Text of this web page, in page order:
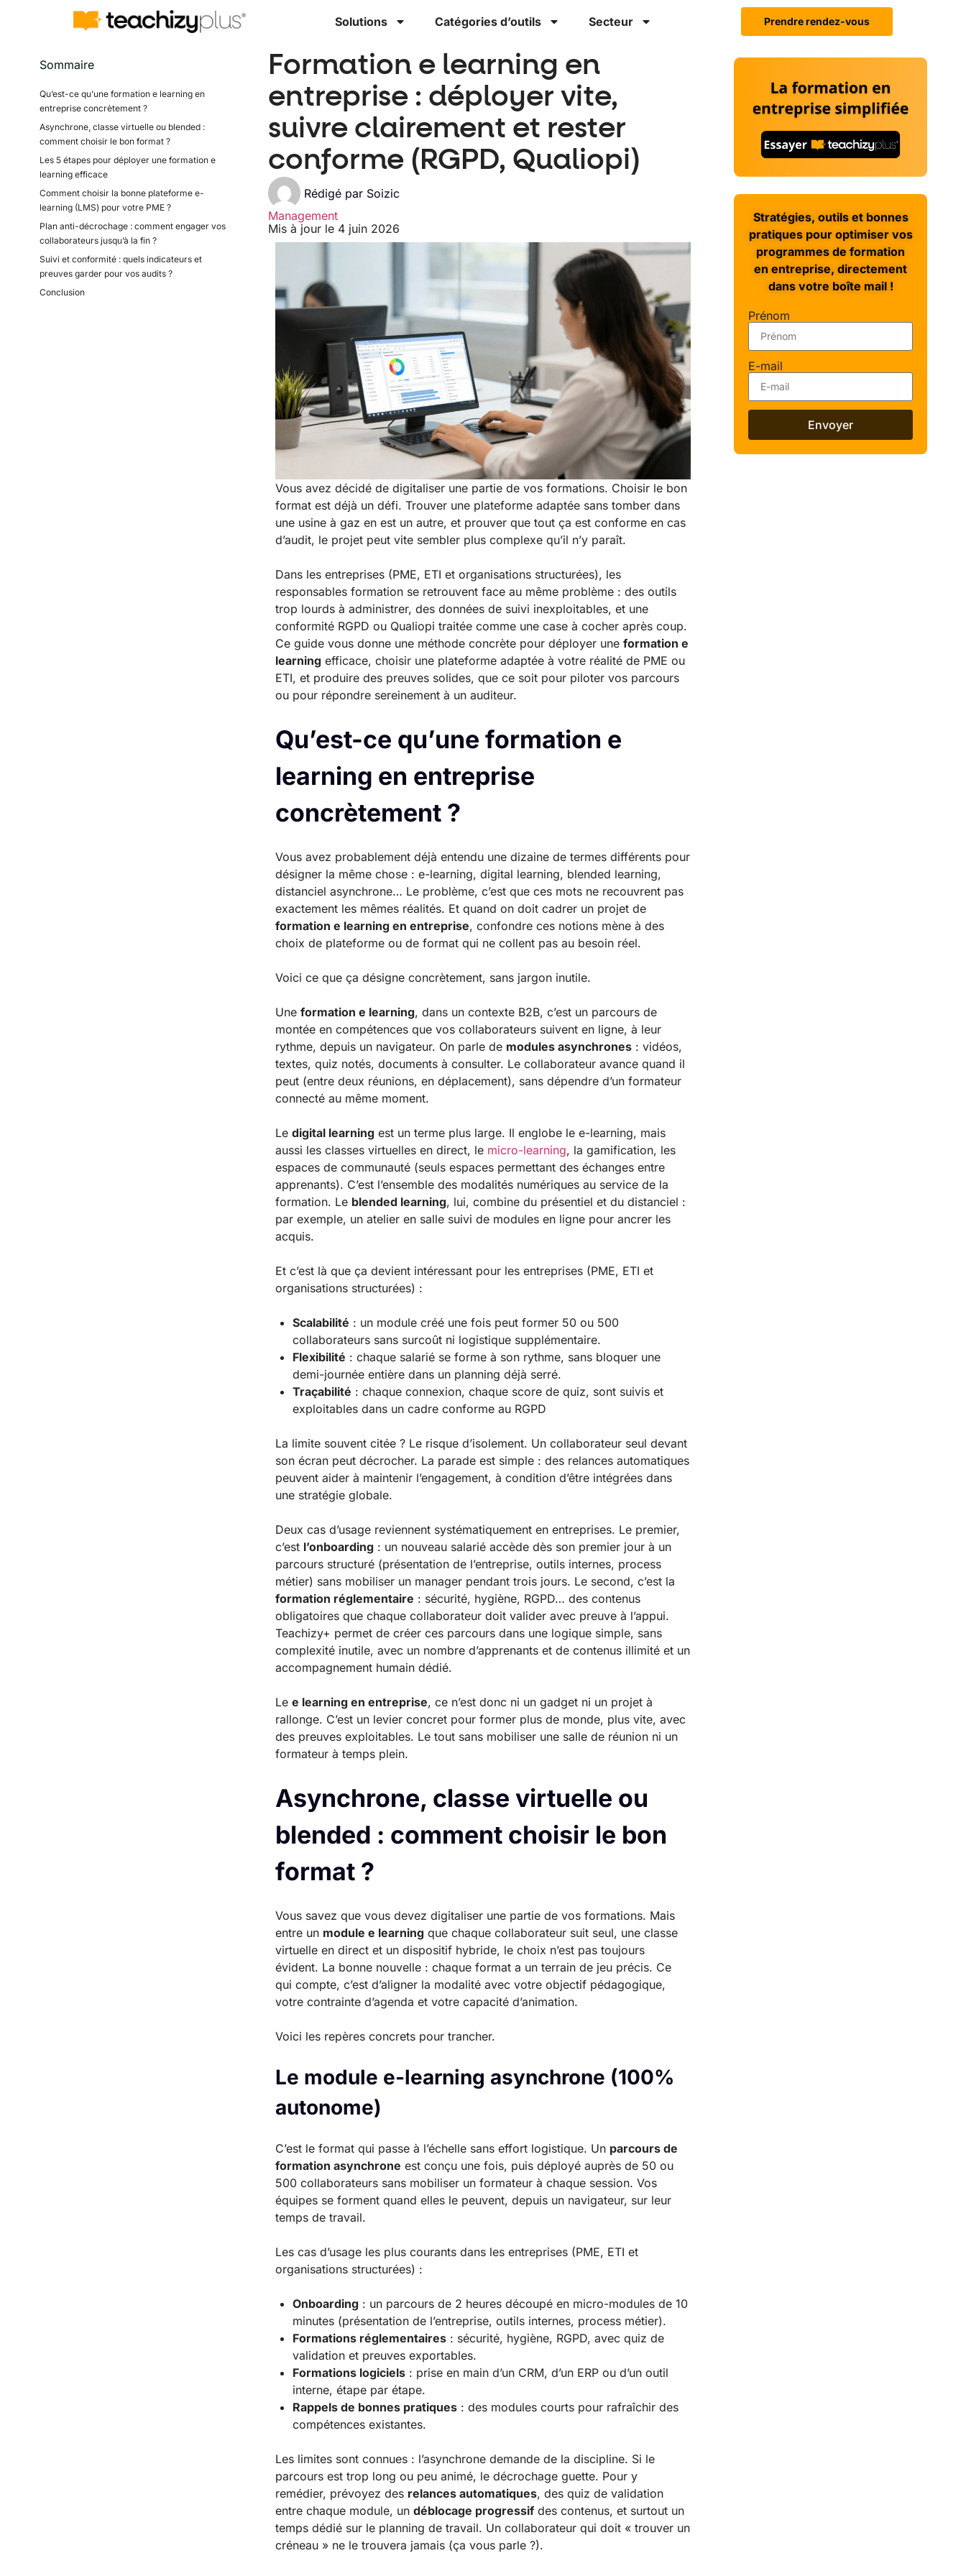
Solutions Catégories d’outils Secteur Prendre rendez-vous
Sommaire
Qu’est-ce qu’une formation e learning en
entreprise concrètement ?
Asynchrone, classe virtuelle ou blended :
comment choisir le bon format ?
Les 5 étapes pour déployer une formation e
learning efficace
Comment choisir la bonne plateforme e-
learning (LMS) pour votre PME ?
Plan anti-décrochage : comment engager vos
collaborateurs jusqu’à la fin ?
Suivi et conformité : quels indicateurs et
preuves garder pour vos audits ?
Conclusion
Formation e learning en
entreprise : déployer vite,
suivre clairement et rester
conforme (RGPD, Qualiopi)
Rédigé parSoizic
Management
Mis à jour le 4 juin 2026
Vous avez décidé de digitaliser une partie de vos formations. Choisir le bon
format est déjà un défi. Trouver une plateforme adaptée sans tomber dans
une usine à gaz en est un autre, et prouver que tout ça est conforme en cas
d’audit, le projet peut vite sembler plus complexe qu’il n’y paraît.
Dans les entreprises (PME, ETI et organisations structurées), les
responsables formation se retrouvent face au même problème : des outils
trop lourds à administrer, des données de suivi inexploitables, et une
conformité RGPD ou Qualiopi traitée comme une case à cocher après coup.
Ce guide vous donne une méthode concrète pour déployer une formation e
learningefficace, choisir une plateforme adaptée à votre réalité de PME ou
ETI, et produire des preuves solides, que ce soit pour piloter vos parcours
ou pour répondre sereinement à un auditeur.
Qu’est-ce qu’une formation e
learning en entreprise
concrètement ?
Vous avez probablement déjà entendu une dizaine de termes différents pour
désigner la même chose : e-learning, digital learning, blended learning,
distanciel asynchrone… Le problème, c’est que ces mots ne recouvrent pas
exactement les mêmes réalités. Et quand on doit cadrer un projet de
formation e learning en entreprise, confondre ces notions mène à des
choix de plateforme ou de format qui ne collent pas au besoin réel.
Voici ce que ça désigne concrètement, sans jargon inutile.
Une formation e learning, dans un contexte B2B, c’est un parcours de
montée en compétences que vos collaborateurs suivent en ligne, à leur
rythme, depuis un navigateur. On parle de modules asynchrones: vidéos,
textes, quiz notés, documents à consulter. Le collaborateur avance quand il
peut (entre deux réunions, en déplacement), sans dépendre d’un formateur
connecté au même moment.
Le digital learningest un terme plus large. Il englobe le e-learning, mais
aussi les classes virtuelles en direct, le micro-learning, la gamification, les
espaces de communauté (seuls espaces permettant des échanges entre
apprenants). C’est l’ensemble des modalités numériques au service de la
formation. Le blended learning, lui, combine du présentiel et du distanciel :
par exemple, un atelier en salle suivi de modules en ligne pour ancrer les
acquis.
Et c’est là que ça devient intéressant pour les entreprises (PME, ETI et
organisations structurées) :
Scalabilité : un module créé une fois peut former 50 ou 500
collaborateurs sans surcoût ni logistique supplémentaire.
Flexibilité : chaque salarié se forme à son rythme, sans bloquer une
demi-journée entière dans un planning déjà serré.
Traçabilité : chaque connexion, chaque score de quiz, sont suivis et
exploitables dans un cadre conforme au RGPD
La limite souvent citée ? Le risque d’isolement. Un collaborateur seul devant
son écran peut décrocher. La parade est simple : des relances automatiques
peuvent aider à maintenir l’engagement, à condition d’être intégrées dans
une stratégie globale.
Deux cas d’usage reviennent systématiquement en entreprises. Le premier,
c’est l’onboarding: un nouveau salarié accède dès son premier jour à un
parcours structuré (présentation de l’entreprise, outils internes, process
métier) sans mobiliser un manager pendant trois jours. Le second, c’est la
formation réglementaire : sécurité, hygiène, RGPD… des contenus
obligatoires que chaque collaborateur doit valider avec preuve à l’appui.
Teachizy+ permet de créer ces parcours dans une logique simple, sans
complexité inutile, avec un nombre d’apprenants et de contenus illimité et un
accompagnement humain dédié.
Le e learning en entreprise, ce n’est donc ni un gadget ni un projet à
rallonge. C’est un levier concret pour former plus de monde, plus vite, avec
des preuves exploitables. Le tout sans mobiliser une salle de réunion ni un
formateur à temps plein.
Asynchrone, classe virtuelle ou
blended : comment choisir le bon
format ?
Vous savez que vous devez digitaliser une partie de vos formations. Mais
entre un module e learningque chaque collaborateur suit seul, une classe
virtuelle en direct et un dispositif hybride, le choix n’est pas toujours
évident. La bonne nouvelle : chaque format a un terrain de jeu précis. Ce
qui compte, c’est d’aligner la modalité avec votre objectif pédagogique,
votre contrainte d’agenda et votre capacité d’animation.
Voici les repères concrets pour trancher.
Le module e-learning asynchrone (100%
autonome)
C’est le format qui passe à l’échelle sans effort logistique. Un parcours de
formation asynchrone est conçu une fois, puis déployé auprès de 50 ou
500 collaborateurs sans mobiliser un formateur à chaque session. Vos
équipes se forment quand elles le peuvent, depuis un navigateur, sur leur
temps de travail.
Les cas d’usage les plus courants dans les entreprises (PME, ETI et
organisations structurées) :
Onboarding: un parcours de 2 heures découpé en micro-modules de 10
minutes (présentation de l’entreprise, outils internes, process métier).
Formations réglementaires: sécurité, hygiène, RGPD, avec quiz de
validation et preuves exportables.
Formations logiciels: prise en main d’un CRM, d’un ERP ou d’un outil
interne, étape par étape.
Rappels de bonnes pratiques: des modules courts pour rafraîchir des
compétences existantes.
Les limites sont connues : l’asynchrone demande de la discipline. Si le
parcours est trop long ou peu animé, le décrochage guette. Pour y
remédier, prévoyez des relances automatiques, des quiz de validation
entre chaque module, un déblocage progressifdes contenus, et surtout un
temps dédié sur le planning de travail. Un collaborateur qui doit « trouver un
créneau » ne le trouvera jamais (ça vous parle ?).
Stratégies, outils et bonnes
pratiques pour optimiser vos
programmes de formation
en entreprise, directement
dans votre boîte mail !
Prénom
E-mail
Envoyer